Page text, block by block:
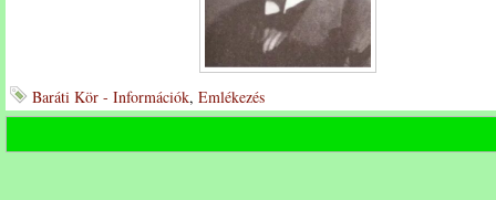
Baráti Kör - Információk, Emlékezés